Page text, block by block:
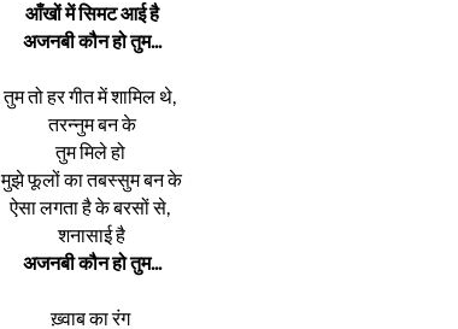
आँखों में सिमट आई है
अजनबी कौन हो तुम...
तुम तो हर गीत में शामिल थे,
तरन्नुम बन के
तुम मिले हो
मुझे फूलों का तबस्सुम बन के
ऐसा लगता है के बरसों से,
शनासाई है
अजनबी कौन हो तुम...
ख़्वाब का रंग